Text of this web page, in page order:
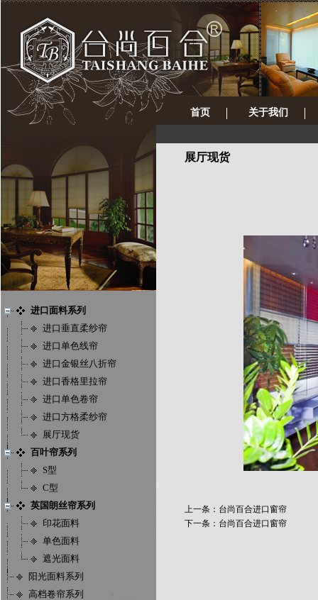
首页 关于我们
进口面料系列
进口垂直柔纱帘
进口单色线帘
进口金银丝八折帘
进口香格里拉帘
进口单色卷帘
进口方格柔纱帘
展厅现货
百叶帘系列
S型
C型
英国朗丝帘系列
印花面料
单色面料
遮光面料
阳光面料系列
高档卷帘系列
展厅现货
上一条：台尚百合进口窗帘
下一条：台尚百合进口窗帘